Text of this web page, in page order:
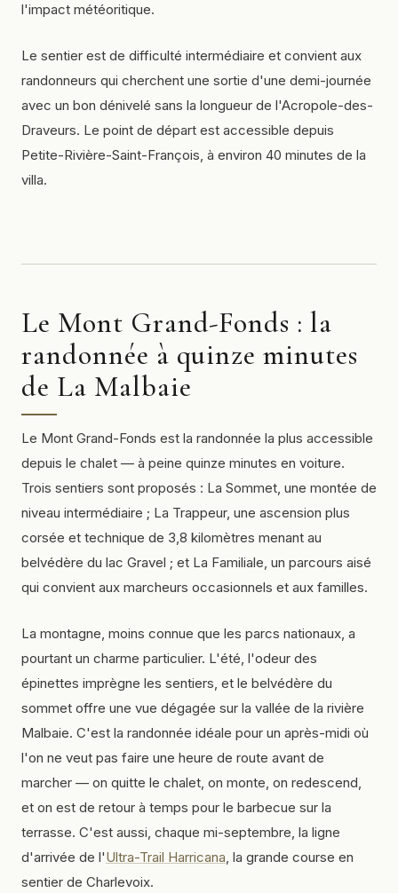
l'impact météoritique.
Le sentier est de difficulté intermédiaire et convient aux
randonneurs qui cherchent une sortie d'une demi-journée
avec un bon dénivelé sans la longueur de l'Acropole-des-
Draveurs. Le point de départ est accessible depuis
Petite-Rivière-Saint-François, à environ 40 minutes de la
villa.
Le Mont Grand-Fonds : la
randonnée à quinze minutes
de La Malbaie
Le Mont Grand-Fonds est la randonnée la plus accessible
depuis le chalet — à peine quinze minutes en voiture.
Trois sentiers sont proposés : La Sommet, une montée de
niveau intermédiaire ; La Trappeur, une ascension plus
corsée et technique de 3,8 kilomètres menant au
belvédère du lac Gravel ; et La Familiale, un parcours aisé
qui convient aux marcheurs occasionnels et aux familles.
La montagne, moins connue que les parcs nationaux, a
pourtant un charme particulier. L'été, l'odeur des
épinettes imprègne les sentiers, et le belvédère du
sommet offre une vue dégagée sur la vallée de la rivière
Malbaie. C'est la randonnée idéale pour un après-midi où
l'on ne veut pas faire une heure de route avant de
marcher — on quitte le chalet, on monte, on redescend,
et on est de retour à temps pour le barbecue sur la
terrasse. C'est aussi, chaque mi-septembre, la ligne
d'arrivée de l'Ultra-Trail Harricana, la grande course en
sentier de Charlevoix.